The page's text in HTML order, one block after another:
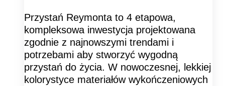
Przystań Reymonta to 4 etapowa,
kompleksowa inwestycja projektowana
zgodnie z najnowszymi trendami i
potrzebami aby stworzyć wygodną
przystań do życia. W nowoczesnej, lekkiej
kolorystyce materiałów wykończeniowych